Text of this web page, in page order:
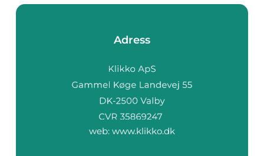
Adress
web: www.klikko.dk